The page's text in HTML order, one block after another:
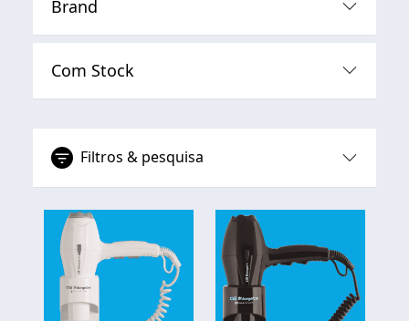
Filtros & pesquisa
Brand
Com Stock